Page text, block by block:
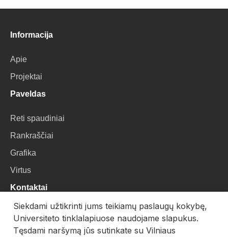
Informacija
Apie
Projektai
Paveldas
Reti spaudiniai
Rankraščiai
Grafika
Virtus
Kontaktai
VU Biblioteka
Universiteto g. 3, LT-01122, Vilnius
Siekdami užtikrinti jums teikiamų paslaugų kokybę,
Universiteto tinklalapiuose naudojame slapukus.
Tęsdami naršymą jūs sutinkate su Vilniaus